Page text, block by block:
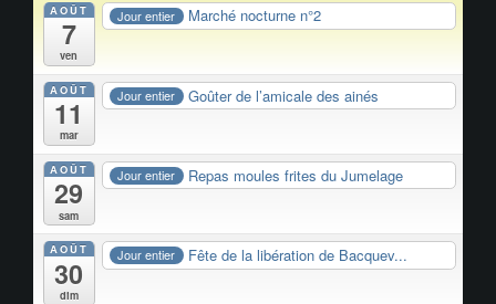
AOÛT
7
ven
Jour entier Marché nocturne n°2
AOÛT
11
mar
Jour entier Goûter de l’amicale des ainés
AOÛT
29
sam
Jour entier Repas moules frites du Jumelage
AOÛT
30
dim
Jour entier Fête de la libération de Bacquev...